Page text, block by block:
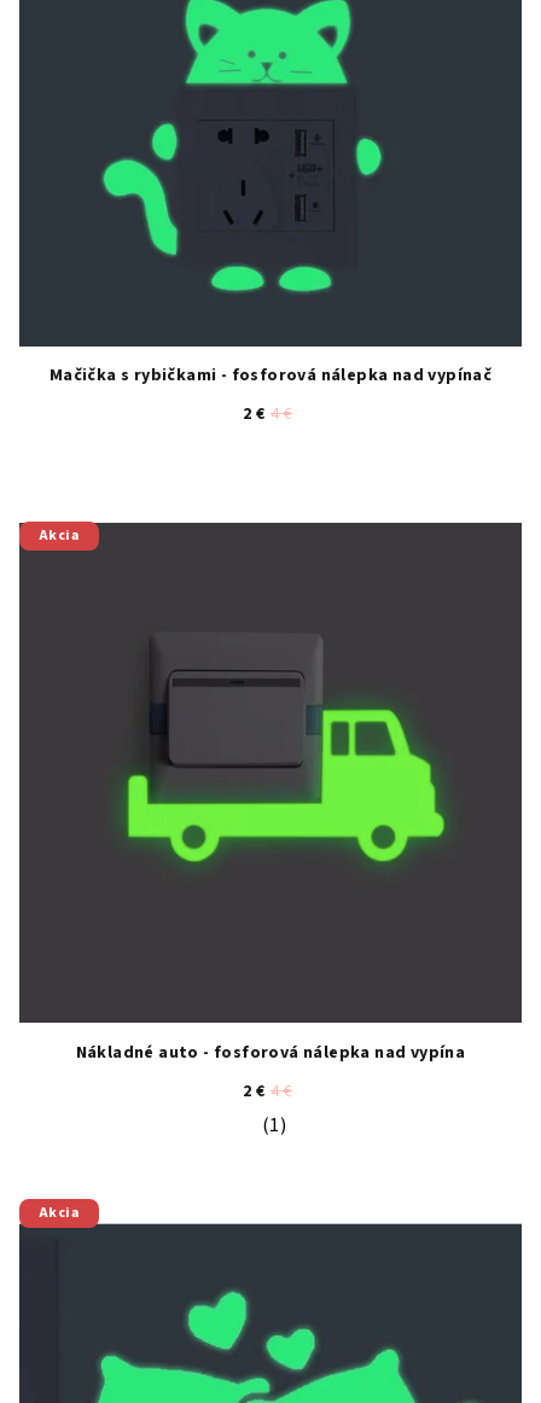
Mačička s rybičkami - fosforová nálepka nad vypínač
2 € 4 €
Akcia
Nákladné auto - fosforová nálepka nad vypína
2 € 4 €
Priemerné hodnotenie produktu
(1)
Akcia